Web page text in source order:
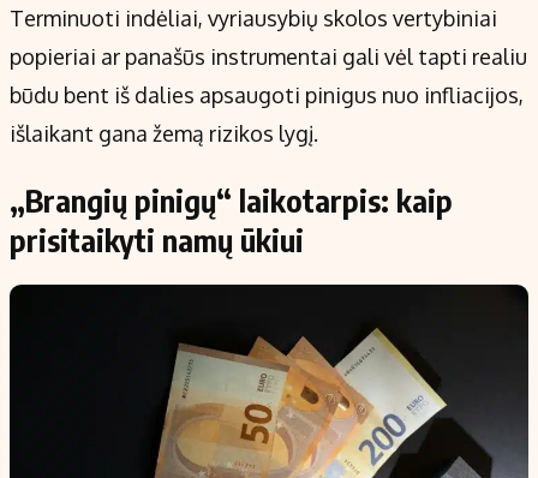
Terminuoti indėliai, vyriausybių skolos vertybiniai
popieriai ar panašūs instrumentai gali vėl tapti realiu
būdu bent iš dalies apsaugoti pinigus nuo infliacijos,
išlaikant gana žemą rizikos lygį.
„Brangių pinigų“ laikotarpis: kaip
prisitaikyti namų ūkiui